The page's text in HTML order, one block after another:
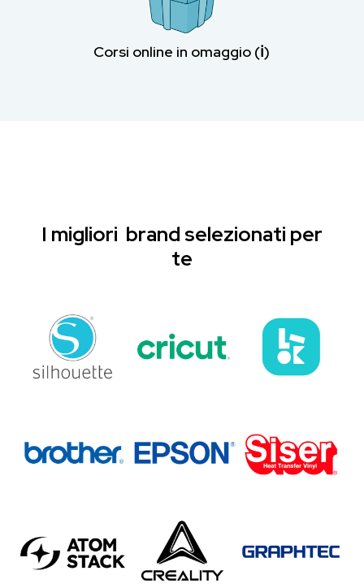
Corsi online in omaggio (ℹ︎)
I migliori brand selezionati per
te